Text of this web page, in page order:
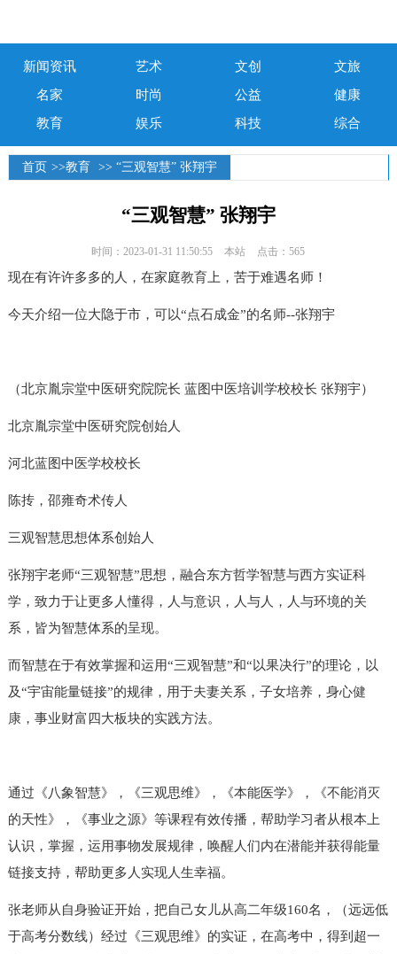
新闻资讯 艺术 文创
文旅
名家
时尚 公益
健康
教育
娱乐 科技 综合
首页 >>教育 >> “三观智慧” 张翔宇
“三观智慧” 张翔宇
时间：2023-01-31 11:50:55 本站 点击：565
现在有许许多多的人，在家庭教育上，苦于难遇名师！
今天介绍一位大隐于市，可以“点石成金”的名师--张翔宇
（北京胤宗堂中医研究院院长 蓝图中医培训学校校长 张翔宇）
北京胤宗堂中医研究院创始人
河北蓝图中医学校校长
陈抟，邵雍奇术传人
三观智慧思想体系创始人
张翔宇老师“三观智慧”思想，融合东方哲学智慧与西方实证科
学，致力于让更多人懂得，人与意识，人与人，人与环境的关
系，皆为智慧体系的呈现。
而智慧在于有效掌握和运用“三观智慧”和“以果决行”的理论，以
及“宇宙能量链接”的规律，用于夫妻关系，子女培养，身心健
康，事业财富四大板块的实践方法。
通过《八象智慧》，《三观思维》，《本能医学》，《不能消灭
的天性》，《事业之源》等课程有效传播，帮助学习者从根本上
认识，掌握，运用事物发展规律，唤醒人们内在潜能并获得能量
链接支持，帮助更多人实现人生幸福。
张老师从自身验证开始，把自己女儿从高二年级160名，（远远低
于高考分数线）经过《三观思维》的实证，在高考中，得到超一